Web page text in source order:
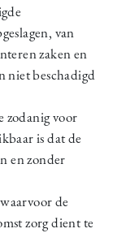
van
zaken en
niet beschadigd
zodanig voor
is dat de
en zonder
de
zorg dient te